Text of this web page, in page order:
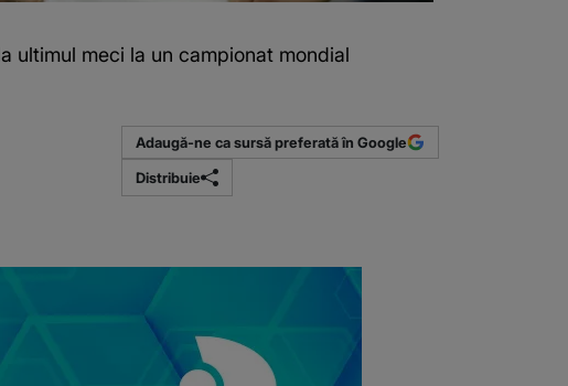
ultimul meci la un campionat mondial
Adaugă-ne ca sursă preferată în Google
Distribuie